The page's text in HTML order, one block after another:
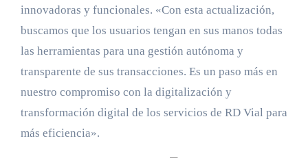
innovadoras y funcionales. «Con esta actualización,
buscamos que los usuarios tengan en sus manos todas
las herramientas para una gestión autónoma y
transparente de sus transacciones. Es un paso más en
nuestro compromiso con la digitalización y
transformación digital de los servicios de RD Vial para
más eficiencia».